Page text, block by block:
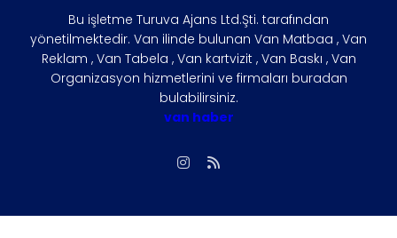
VAN HABER
İŞLETMENİZİ
BÜYÜTÜN
ÇÖZÜM
ORTAKLARIMIZ
FOTO GALERİ
SIKÇA
ADRES
VAN
ÇALIŞMA SAATLERİ
Hafta içi : 09:00 - 18:00
Bu işletme Turuva Ajans Ltd.Şti. tarafından
yönetilmektedir. Van ilinde bulunan Van Matbaa , Van
Reklam , Van Tabela , Van kartvizit , Van Baskı , Van
Organizasyon hizmetlerini ve firmaları buradan
bulabilirsiniz.
van haber